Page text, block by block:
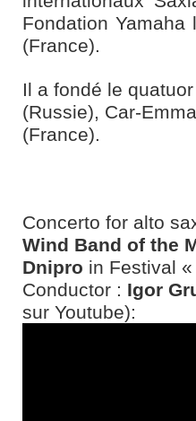
Fondation
(France).
Il a fondé le
(Russie), Car-
(France).
Concerto for alto
Wind Band of the
Dnipro in Festival
Conductor : Igor
sur Youtube):